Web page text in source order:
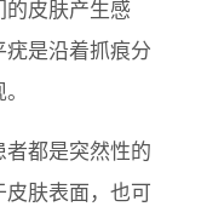
的皮肤产生感
是沿着抓痕分
都是突然性的
肤表面，也可